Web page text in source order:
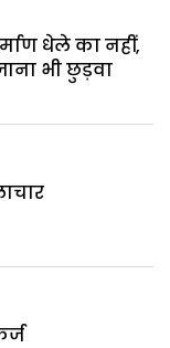
धेले का नहीं,
भी छुड़वा